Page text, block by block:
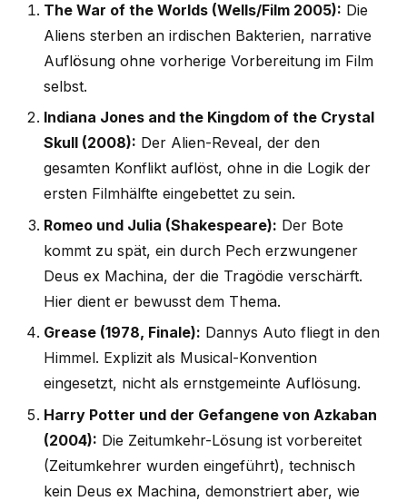
The War of the Worlds (Wells/Film 2005): Die
Aliens sterben an irdischen Bakterien, narrative
Auflösung ohne vorherige Vorbereitung im Film
selbst.
Indiana Jones and the Kingdom of the Crystal
Skull (2008): Der Alien-Reveal, der den
gesamten Konflikt auflöst, ohne in die Logik der
ersten Filmhälfte eingebettet zu sein.
Romeo und Julia (Shakespeare): Der Bote
kommt zu spät, ein durch Pech erzwungener
Deus ex Machina, der die Tragödie verschärft.
Hier dient er bewusst dem Thema.
Grease (1978, Finale): Dannys Auto fliegt in den
Himmel. Explizit als Musical-Konvention
eingesetzt, nicht als ernstgemeinte Auflösung.
Harry Potter und der Gefangene von Azkaban
(2004): Die Zeitumkehr-Lösung ist vorbereitet
(Zeitumkehrer wurden eingeführt), technisch
kein Deus ex Machina, demonstriert aber, wie